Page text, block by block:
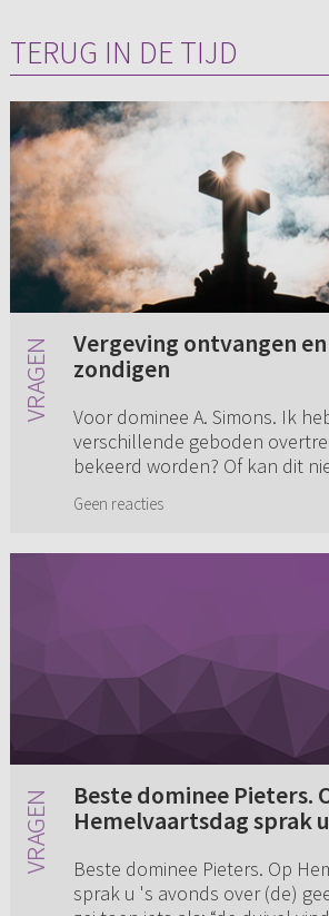
TERUG IN DE TIJD
Vergeving ontvangen
zondigen
Voor dominee A. Simons. Ik
verschillende geboden
bekeerd worden? Of kan dit
doet, doet ook de w...
Geen reacties
Beste dominee Pieters.
Hemelvaartsdag sprak
Beste dominee Pieters. Op
sprak u 's avonds over (de)